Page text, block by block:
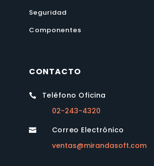
Seguridad
Componentes
CONTACTO

Teléfono Oficina
02-243-4320

Correo Electrónico
ventas@mirandasoft.com